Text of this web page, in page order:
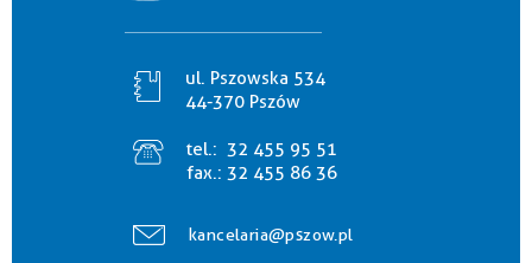
ul. Pszowska 534
44-370 Pszów
tel.: 32 455 95 51
fax.: 32 455 86 36
kancelaria@pszow.pl